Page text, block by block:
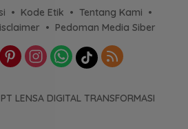
Kode Etik
Tentang Kami
Pedoman Media Siber
LENSA DIGITAL TRANSFORMASI